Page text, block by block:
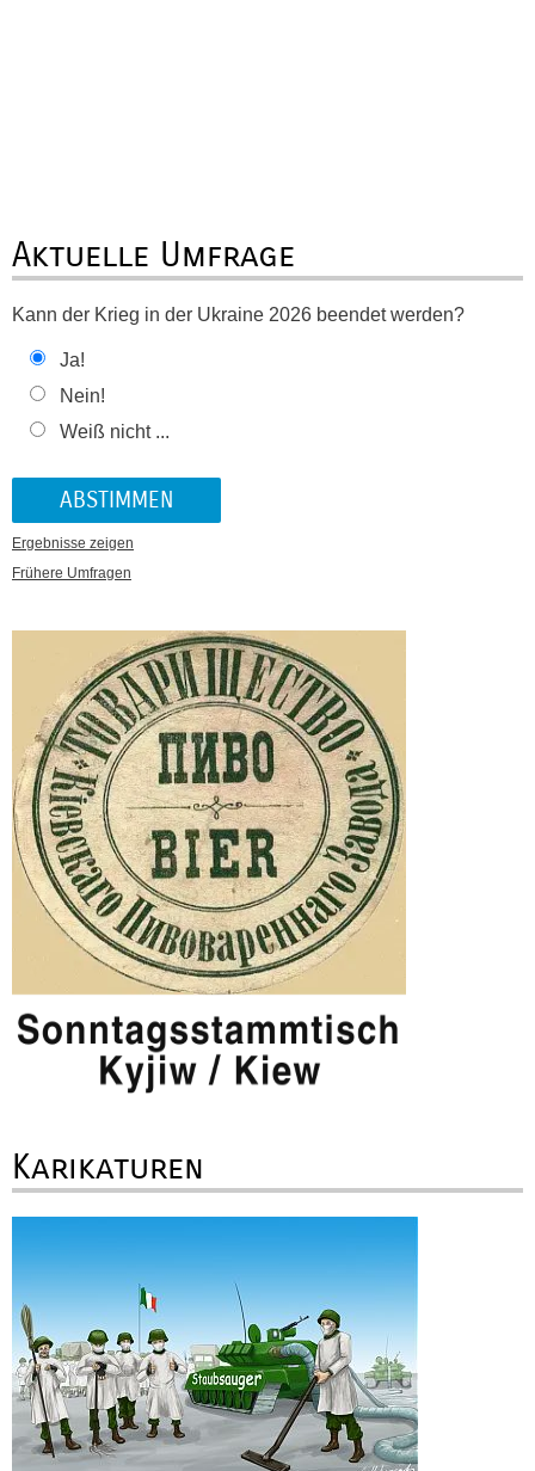
Aktuelle Umfrage
Kann der Krieg in der Ukraine 2026 beendet werden?
Ja!
Nein!
Weiß nicht ...
Ergebnisse zeigen
Frühere Umfragen
Karikaturen